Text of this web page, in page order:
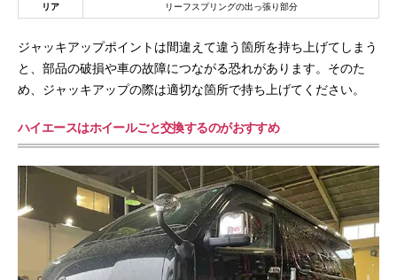
リア リーフスプリングの出っ張り部分
ジャッキアップポイントは間違えて違う箇所を持ち上げてしまう
と、部品の破損や車の故障につながる恐れがあります。そのた
め、ジャッキアップの際は適切な箇所で持ち上げてください。
ハイエースはホイールごと交換するのがおすすめ